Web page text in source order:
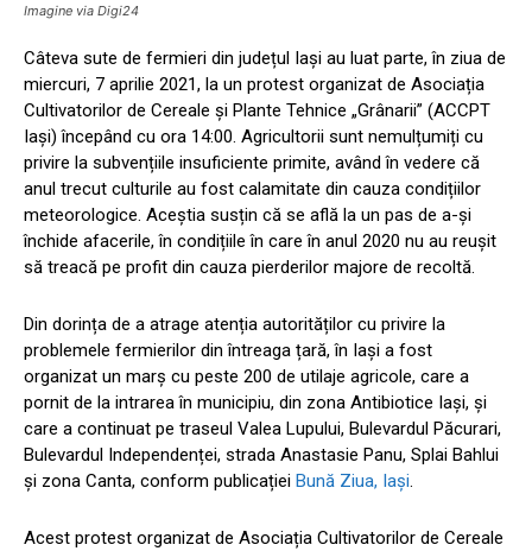
Imagine via Digi24
Câteva sute de fermieri din județul Iași au luat parte, în ziua de
miercuri, 7 aprilie 2021, la un protest organizat de Asociația
Cultivatorilor de Cereale și Plante Tehnice „Grânarii” (ACCPT
Iași) începând cu ora 14:00. Agricultorii sunt nemulțumiți cu
privire la subvențiile insuficiente primite, având în vedere că
anul trecut culturile au fost calamitate din cauza condițiilor
meteorologice. Aceștia susțin că se află la un pas de a-și
închide afacerile, în condițiile în care în anul 2020 nu au reușit
să treacă pe profit din cauza pierderilor majore de recoltă.
Din dorința de a atrage atenția autorităților cu privire la
problemele fermierilor din întreaga țară, în Iași a fost
organizat un marș cu peste 200 de utilaje agricole, care a
pornit de la intrarea în municipiu, din zona Antibiotice Iași, și
care a continuat pe traseul Valea Lupului, Bulevardul Păcurari,
Bulevardul Independenței, strada Anastasie Panu, Splai Bahlui
și zona Canta, conform publicației Bună Ziua, Iași.
Acest protest organizat de Asociația Cultivatorilor de Cereale